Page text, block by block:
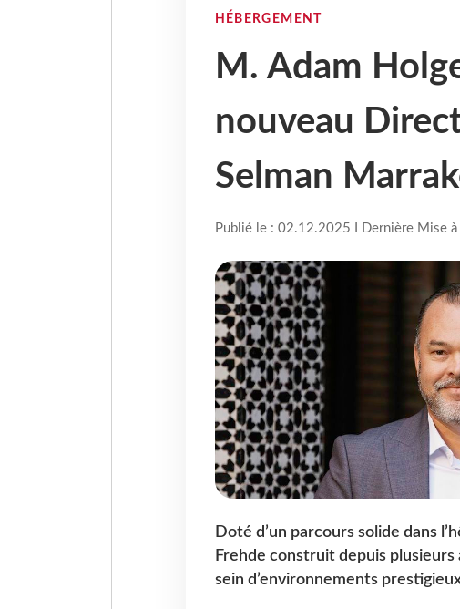
HÉBERGEMENT
M. Adam
nouveau
Selman
Publié le : 02.12.2025 I Dernière Mise
Doté d’un parcours solide dans
Frehde construit depuis
sein d’environnements